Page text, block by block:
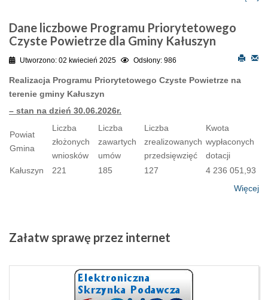
Dane liczbowe Programu Priorytetowego
Czyste Powietrze dla Gminy Kałuszyn
Utworzono: 02 kwiecień 2025 Odsłony: 986
Realizacja Programu Priorytetowego Czyste Powietrze na
terenie gminy Kałuszyn
– stan na dzień 30.06.2026r.
Powiat
Gmina
Liczba
złożonych
wniosków
Liczba
zawartych
umów
Liczba
zrealizowanych
przedsięwzięć
Kwota
wypłaconych
dotacji
Kałuszyn
221 185 127
4 236 051,93
Więcej
Załatw sprawę przez internet